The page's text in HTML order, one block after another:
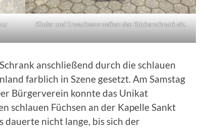
Kinder und Erwachsene weihen den Bücherschrank ein.
anschließend durch die schlauen
farblich in Szene gesetzt. Am Samstag
Bürgerverein konnte das Unikat
schlauen Füchsen an der Kapelle Sankt
nicht lange, bis sich der